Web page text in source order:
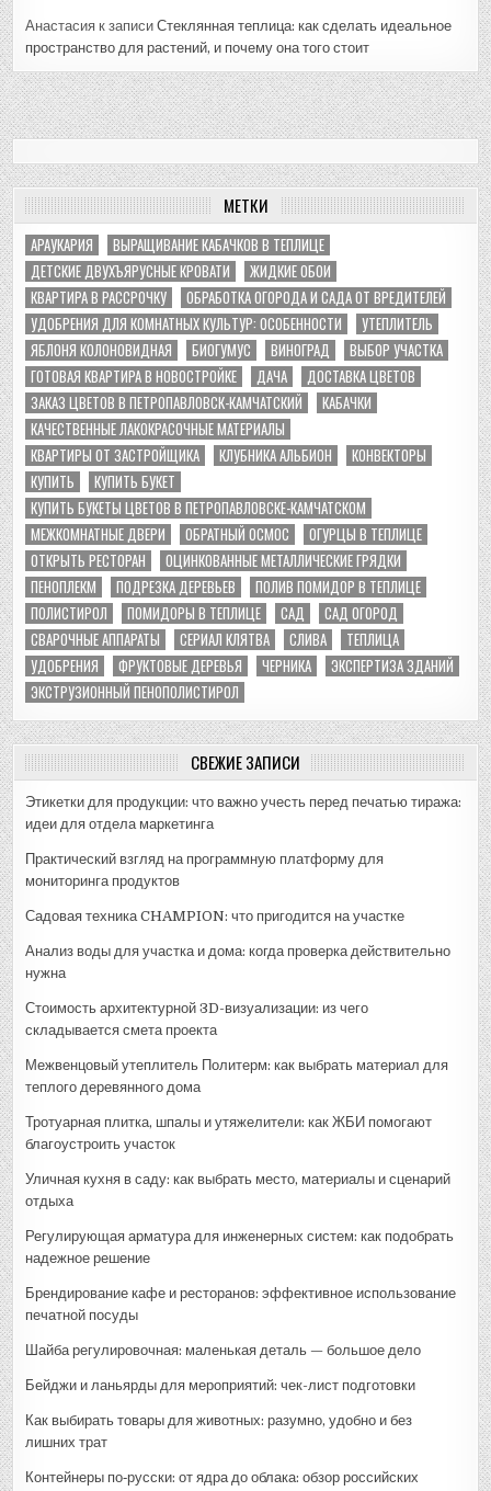
Анастасия к записиСтеклянная теплица: как сделать идеальное
пространство для растений, и почему она того стоит
МЕТКИ
АРАУКАРИЯ
ВЫРАЩИВАНИЕ КАБАЧКОВ В ТЕПЛИЦЕ
ДЕТСКИЕ ДВУХЪЯРУСНЫЕ КРОВАТИ
ЖИДКИЕ ОБОИ
КВАРТИРА В РАССРОЧКУ
ОБРАБОТКА ОГОРОДА И САДА ОТ ВРЕДИТЕЛЕЙ
УДОБРЕНИЯ ДЛЯ КОМНАТНЫХ КУЛЬТУР: ОСОБЕННОСТИ
УТЕПЛИТЕЛЬ
ЯБЛОНЯ КОЛОНОВИДНАЯ
БИОГУМУС ВИНОГРАД
ВЫБОР УЧАСТКА
ГОТОВАЯ КВАРТИРА В НОВОСТРОЙКЕ
ДАЧА
ДОСТАВКА ЦВЕТОВ
ЗАКАЗ ЦВЕТОВ В ПЕТРОПАВЛОВСК-КАМЧАТСКИЙ
КАБАЧКИ
КАЧЕСТВЕННЫЕ ЛАКОКРАСОЧНЫЕ МАТЕРИАЛЫ
КВАРТИРЫ ОТ ЗАСТРОЙЩИКА
КЛУБНИКА АЛЬБИОН
КОНВЕКТОРЫ
КУПИТЬ
КУПИТЬ БУКЕТ
КУПИТЬ БУКЕТЫ ЦВЕТОВ В ПЕТРОПАВЛОВСКЕ-КАМЧАТСКОМ
МЕЖКОМНАТНЫЕ ДВЕРИ
ОБРАТНЫЙ ОСМОС
ОГУРЦЫ В ТЕПЛИЦЕ
ОТКРЫТЬ РЕСТОРАН
ОЦИНКОВАННЫЕ МЕТАЛЛИЧЕСКИЕ ГРЯДКИ
ПЕНОПЛЕКМ
ПОДРЕЗКА ДЕРЕВЬЕВ
ПОЛИВ ПОМИДОР В ТЕПЛИЦЕ
ПОЛИСТИРОЛ
ПОМИДОРЫ В ТЕПЛИЦЕ САД
САД ОГОРОД
СВАРОЧНЫЕ АППАРАТЫ
СЕРИАЛ КЛЯТВА СЛИВА
ТЕПЛИЦА
УДОБРЕНИЯ
ФРУКТОВЫЕ ДЕРЕВЬЯ ЧЕРНИКА
ЭКСПЕРТИЗА ЗДАНИЙ
ЭКСТРУЗИОННЫЙ ПЕНОПОЛИСТИРОЛ
СВЕЖИЕ ЗАПИСИ
Этикетки для продукции: что важно учесть перед печатью тиража:
идеи для отдела маркетинга
Практический взгляд на программную платформу для
мониторинга продуктов
Садовая техника CHAMPION: что пригодится на участке
Анализ воды для участка и дома: когда проверка действительно
нужна
Стоимость архитектурной 3D-визуализации: из чего
складывается смета проекта
Межвенцовый утеплитель Политерм: как выбрать материал для
теплого деревянного дома
Тротуарная плитка, шпалы и утяжелители: как ЖБИ помогают
благоустроить участок
Уличная кухня в саду: как выбрать место, материалы и сценарий
отдыха
Регулирующая арматура для инженерных систем: как подобрать
надежное решение
Брендирование кафе и ресторанов: эффективное использование
печатной посуды
Шайба регулировочная: маленькая деталь — большое дело
Бейджи и ланьярды для мероприятий: чек-лист подготовки
Как выбирать товары для животных: разумно, удобно и без
лишних трат
Контейнеры по‑русски: от ядра до облака: обзор российских